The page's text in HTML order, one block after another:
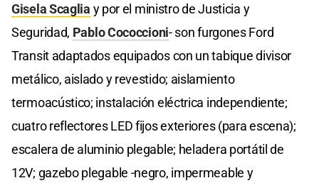
Gisela Scaglia y por el ministro de Justicia y
Seguridad, Pablo Cococcioni- son furgones Ford
Transit adaptados equipados con un tabique divisor
metálico, aislado y revestido; aislamiento
termoacústico; instalación eléctrica independiente;
cuatro reflectores LED fijos exteriores (para escena);
escalera de aluminio plegable; heladera portátil de
12V; gazebo plegable -negro, impermeable y